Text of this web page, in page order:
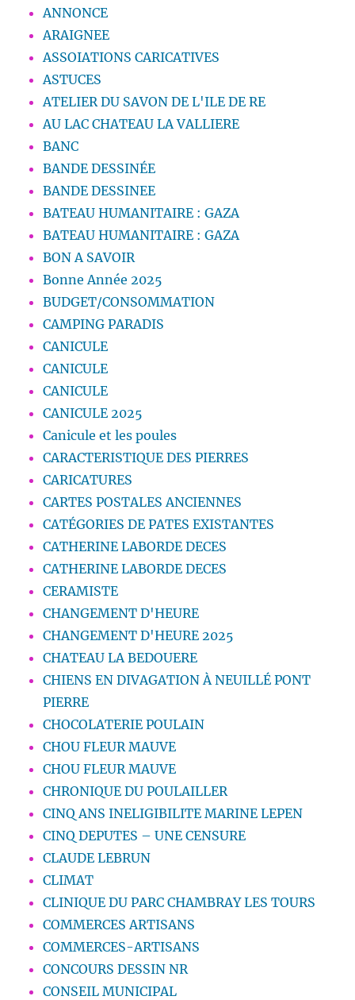
ANNONCE
ARAIGNEE
ASSOIATIONS CARICATIVES
ASTUCES
ATELIER DU SAVON DE L'ILE DE RE
AU LAC CHATEAU LA VALLIERE
BANC
BANDE DESSINÉE
BANDE DESSINEE
BATEAU HUMANITAIRE : GAZA
BATEAU HUMANITAIRE : GAZA
BON A SAVOIR
Bonne Année 2025
BUDGET/CONSOMMATION
CAMPING PARADIS
CANICULE
CANICULE
CANICULE
CANICULE 2025
Canicule et les poules
CARACTERISTIQUE DES PIERRES
CARICATURES
CARTES POSTALES ANCIENNES
CATÉGORIES DE PATES EXISTANTES
CATHERINE LABORDE DECES
CATHERINE LABORDE DECES
CERAMISTE
CHANGEMENT D'HEURE
CHANGEMENT D'HEURE 2025
CHATEAU LA BEDOUERE
CHIENS EN DIVAGATION À NEUILLÉ PONT
PIERRE
CHOCOLATERIE POULAIN
CHOU FLEUR MAUVE
CHOU FLEUR MAUVE
CHRONIQUE DU POULAILLER
CINQ ANS INELIGIBILITE MARINE LEPEN
CINQ DEPUTES – UNE CENSURE
CLAUDE LEBRUN
CLIMAT
CLINIQUE DU PARC CHAMBRAY LES TOURS
COMMERCES ARTISANS
COMMERCES-ARTISANS
CONCOURS DESSIN NR
CONSEIL MUNICIPAL